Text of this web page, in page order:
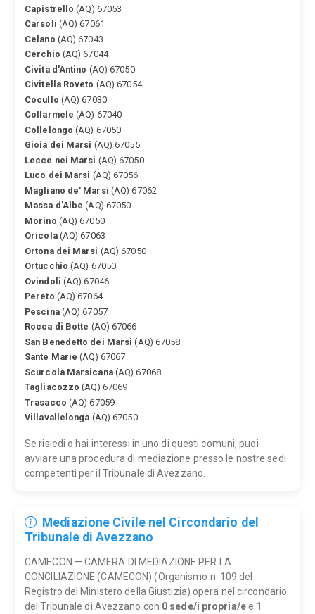
Capistrello (AQ) 67053
Carsoli (AQ) 67061
Celano (AQ) 67043
Cerchio (AQ) 67044
Civita d'Antino (AQ) 67050
Civitella Roveto (AQ) 67054
Cocullo (AQ) 67030
Collarmele (AQ) 67040
Collelongo (AQ) 67050
Gioia dei Marsi (AQ) 67055
Lecce nei Marsi (AQ) 67050
Luco dei Marsi (AQ) 67056
Magliano de' Marsi (AQ) 67062
Massa d'Albe (AQ) 67050
Morino (AQ) 67050
Oricola(AQ) 67063
Ortona dei Marsi (AQ) 67050
Ortucchio (AQ) 67050
Ovindoli (AQ) 67046
Pereto (AQ) 67064
Pescina(AQ) 67057
Rocca di Botte (AQ) 67066
San Benedetto dei Marsi (AQ) 67058
Sante Marie (AQ) 67067
Scurcola Marsicana(AQ) 67068
Tagliacozzo (AQ) 67069
Trasacco (AQ) 67059
Villavallelonga (AQ) 67050
Se risiedi o hai interessi in uno di questi comuni, puoi
avviare una procedura di mediazione presso le nostre sedi
competenti per il Tribunale di Avezzano.
Mediazione Civile nel Circondario del
Tribunale di Avezzano
CAMECON — CAMERA DI MEDIAZIONE PER LA
CONCILIAZIONE (CAMECON) (Organismo n. 109 del
Registro del Ministero della Giustizia) opera nel circondario
del Tribunale di Avezzano con 0 sede/i propria/ee 1